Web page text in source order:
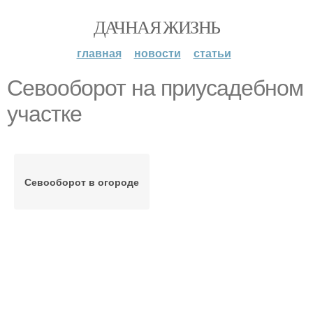
ДАЧНАЯ ЖИЗНЬ
главная новости статьи
Севооборот на приусадебном
участке
Севооборот в огороде